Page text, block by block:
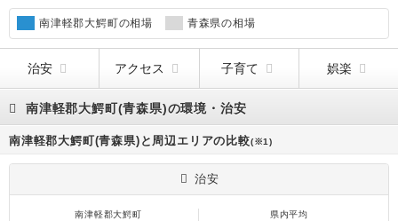
南津軽郡大鰐町の相場 青森県の相場
治安 アクセス 子育て 娯楽
南津軽郡大鰐町(青森県)の環境・治安
南津軽郡大鰐町(青森県)と周辺エリアの比較(※1)
治安
南津軽郡大鰐町 県内平均